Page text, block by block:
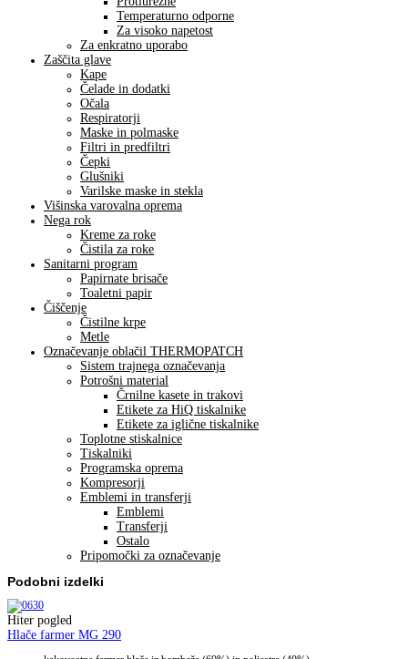
Temperaturno odporne
Za visoko napetost
Za enkratno uporabo
Zaščita glave
Kape
Čelade in dodatki
Očala
Respiratorji
Maske in polmaske
Filtri in predfiltri
Čepki
Glušniki
Varilske maske in stekla
Višinska varovalna oprema
Nega rok
Kreme za roke
Čistila za roke
Sanitarni program
Papirnate brisače
Toaletni papir
Čiščenje
Čistilne krpe
Metle
Označevanje oblačil THERMOPATCH
Sistem trajnega označevanja
Potrošni material
Črnilne kasete in trakovi
Etikete za HiQ tiskalnike
Etikete za iglične tiskalnike
Toplotne stiskalnice
Tiskalniki
Programska oprema
Kompresorji
Emblemi in transferji
Emblemi
Transferji
Ostalo
Pripomočki za označevanje
Podobni izdelki
Hiter pogled
Hlače farmer MG 290